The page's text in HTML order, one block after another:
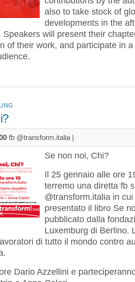
also to take stock of
developments in the
Speakers will present their
of their work, and participate in a
fb @transform.italia |
Se non noi, Chi?
Il 25 gennaio alle ore
terremo una diretta fb
@transform.italia in
presentato il libro Se
pubblicato dalla
Luxemburg di Berlino.
di tutto il mondo contro
Dario Azzellini e